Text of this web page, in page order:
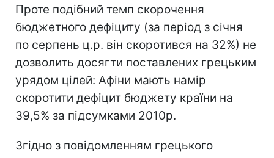
Проте подібний темп скорочення
бюджетного дефіциту (за період з січня
по серпень ц.р. він скоротився на 32%) не
дозволить досягти поставлених грецьким
урядом цілей: Афіни мають намір
скоротити дефіцит бюджету країни на
39,5% за підсумками 2010р.
Згідно з повідомленням грецького